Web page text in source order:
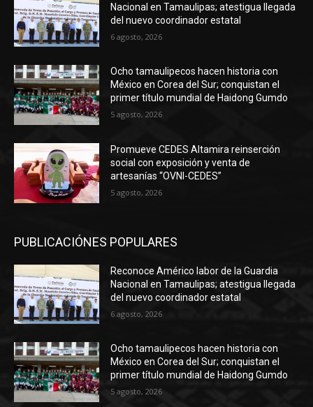
Nacional en Tamaulipas; atestigua llegada
del nuevo coordinador estatal
6 agosto, 2026
Ocho tamaulipecos hacen historia con
México en Corea del Sur; conquistan el
primer título mundial de Haidong Gumdo
5 agosto, 2026
Promueve CEDES Altamira reinserción
social con exposición y venta de
artesanías “OVNI-CEDES”
5 agosto, 2026
PUBLICACIÓNES POPULARES
Reconoce Américo labor de la Guardia
Nacional en Tamaulipas; atestigua llegada
del nuevo coordinador estatal
6 agosto, 2026
Ocho tamaulipecos hacen historia con
México en Corea del Sur; conquistan el
primer título mundial de Haidong Gumdo
5 agosto, 2026